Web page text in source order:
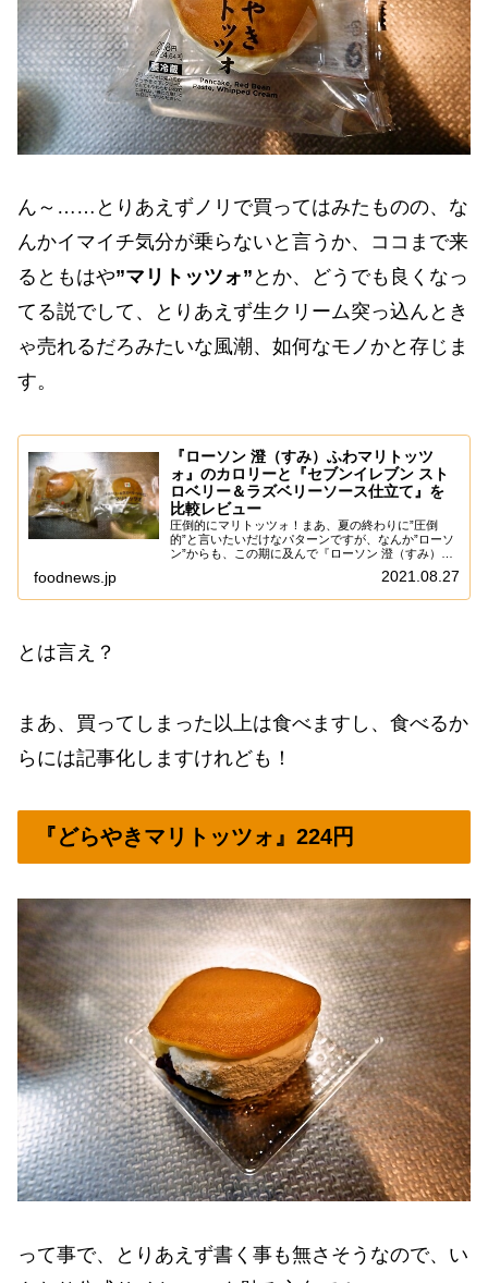
ん～……とりあえずノリで買ってはみたものの、な
んかイマイチ気分が乗らないと言うか、ココまで来
るともはや”マリトッツォ” とか、どうでも良くなっ
てる説でして、とりあえず生クリーム突っ込んとき
ゃ売れるだろみたいな風潮、如何なモノかと存じま
す。
『ローソン 澄（すみ）ふわマリトッツ
ォ』のカロリーと『セブンイレブン スト
ロベリー＆ラズベリーソース仕立て』を
比較レビュー
圧倒的にマリトッツォ！まあ、夏の終わりに”圧倒
的”と言いたいだけなパターンですが、なんか”ローソ
ン”からも、この期に及んで『ローソン 澄（すみ）ふ
ようかな～って。そして！何気に”セブンイレブン...
foodnews.jp 2021.08.27
とは言え？
まあ、買ってしまった以上は食べますし、食べるか
らには記事化しますけれども！
『どらやきマリトッツォ』224円
って事で、とりあえず書く事も無さそうなので、い